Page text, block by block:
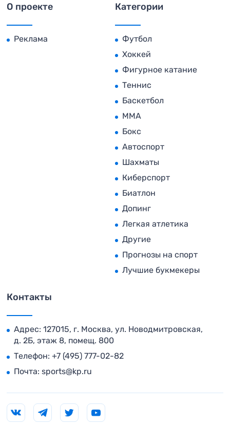
О проекте
Реклама
Категории
Футбол
Хоккей
Фигурное катание
Теннис
Баскетбол
MMA
Бокс
Автоспорт
Шахматы
Киберспорт
Биатлон
Допинг
Легкая атлетика
Другие
Прогнозы на спорт
Лучшие букмекеры
Контакты
Адрес: 127015, г. Москва, ул. Новодмитровская,
д. 2Б, этаж 8, помещ. 800
Телефон: +7 (495) 777-02-82
Почта: sports@kp.ru